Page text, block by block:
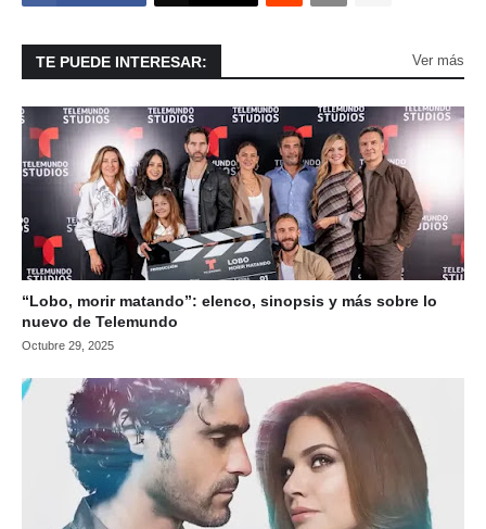
TE PUEDE INTERESAR: Ver más
“Lobo, morir matando”: elenco, sinopsis y más sobre lo
nuevo de Telemundo
Octubre 29, 2025